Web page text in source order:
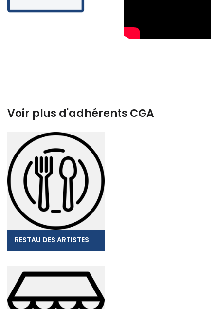
Voir plus d'adhérents CGA
RESTAU DES ARTISTES